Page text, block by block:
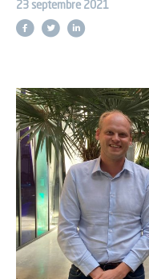
23 septembre 2021